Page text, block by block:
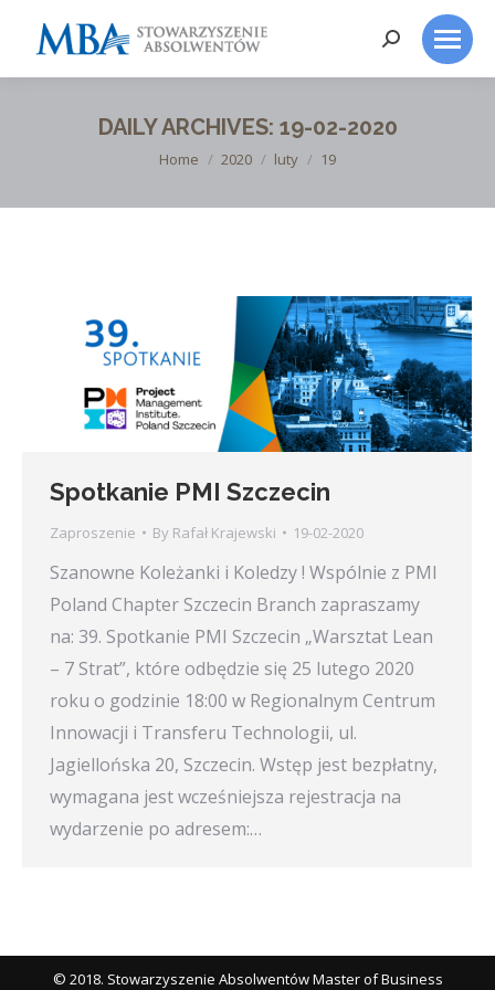
Search:
DAILY ARCHIVES: 19-02-2020
You are here:
Home 2020 luty 19
Spotkanie PMI Szczecin
Zaproszenie By Rafał Krajewski 19-02-2020
Szanowne Koleżanki i Koledzy ! Wspólnie z PMI
Poland Chapter Szczecin Branch zapraszamy
na: 39. Spotkanie PMI Szczecin „Warsztat Lean
– 7 Strat”, które odbędzie się 25 lutego 2020
roku o godzinie 18:00 w Regionalnym Centrum
Innowacji i Transferu Technologii, ul.
Jagiellońska 20, Szczecin. Wstęp jest bezpłatny,
wymagana jest wcześniejsza rejestracja na
wydarzenie po adresem:…
© 2018. Stowarzyszenie Absolwentów Master of Business